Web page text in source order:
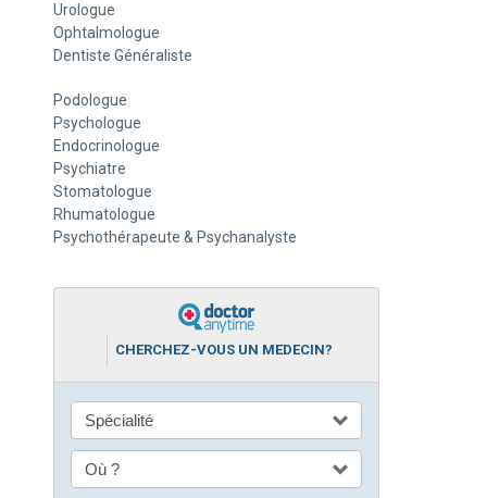
Urologue
Ophtalmologue
Dentiste Généraliste
Podologue
Psychologue
Endocrinologue
Psychiatre
Stomatologue
Rhumatologue
Psychothérapeute & Psychanalyste
CHERCHEZ-VOUS UN MEDECIN?